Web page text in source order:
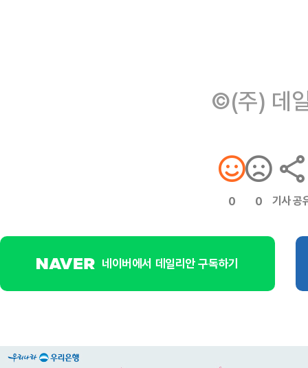
©(주) 데
0 0 기사 공
네이버에서 데일리안 구독하기